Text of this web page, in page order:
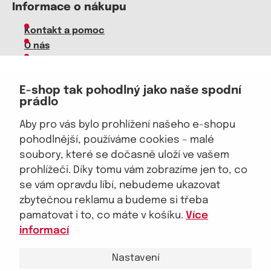
E-shop tak pohodlný jako naše spodní
prádlo
Aby pro vás bylo prohlížení našeho e-shopu
pohodlnější, používáme cookies – malé
soubory, které se dočasně uloží ve vašem
prohlížeči. Díky tomu vám zobrazíme jen to, co
se vám opravdu líbí, nebudeme ukazovat
zbytečnou reklamu a budeme si třeba
pamatovat i to, co máte v košíku. Více
informací
Nastavení
Informace o nákupu
Kontakt a pomoc
O nás
Velkoobchod
Vrácení zboží, reklamace
Obchodní podmínky
Průvodce spokojené ženy
Staňte se naším fanouškem
Jsme důvěryhodný obchod